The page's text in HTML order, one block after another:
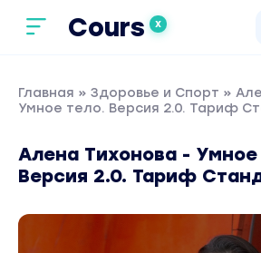
Cours X
Главная » Здоровье и Спорт »
Умное тело. Версия 2.0. Тариф
Алена Тихонова - Умное
Версия 2.0. Тариф